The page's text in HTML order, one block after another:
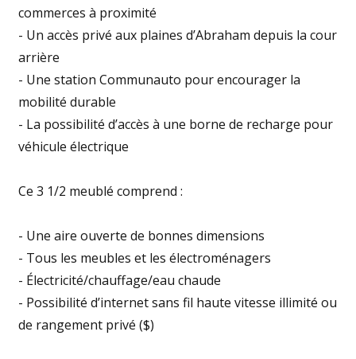
commerces à proximité
- Un accès privé aux plaines d’Abraham depuis la cour
arrière
- Une station Communauto pour encourager la
mobilité durable
- La possibilité d’accès à une borne de recharge pour
véhicule électrique
Ce 3 1/2 meublé comprend :
- Une aire ouverte de bonnes dimensions
- Tous les meubles et les électroménagers
- Électricité/chauffage/eau chaude
- Possibilité d’internet sans fil haute vitesse illimité ou
de rangement privé ($)